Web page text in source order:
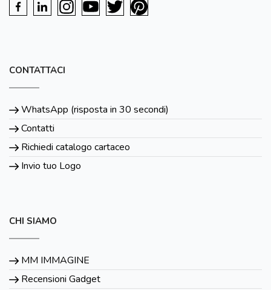
CONTATTACI
WhatsApp (risposta in 30 secondi)
Contatti
Richiedi catalogo cartaceo
Invio tuo Logo
CHI SIAMO
MM IMMAGINE
Recensioni Gadget